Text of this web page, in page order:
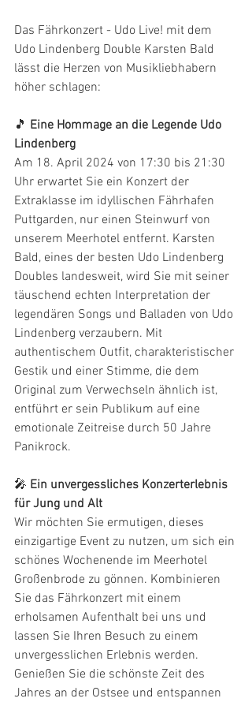
Das Fährkonzert - Udo Live! mit dem
Udo Lindenberg Double Karsten Bald
lässt die Herzen von Musikliebhabern
höher schlagen:
🎵 Eine Hommage an die Legende Udo
Lindenberg
Am 18. April 2024 von 17:30 bis 21:30
Uhr erwartet Sie ein Konzert der
Extraklasse im idyllischen Fährhafen
Puttgarden, nur einen Steinwurf von
unserem Meerhotel entfernt. Karsten
Bald, eines der besten Udo Lindenberg
Doubles landesweit, wird Sie mit seiner
täuschend echten Interpretation der
legendären Songs und Balladen von Udo
Lindenberg verzaubern. Mit
authentischem Outfit, charakteristischer
Gestik und einer Stimme, die dem
Original zum Verwechseln ähnlich ist,
entführt er sein Publikum auf eine
emotionale Zeitreise durch 50 Jahre
Panikrock.
🎤 Ein unvergessliches Konzerterlebnis
für Jung und Alt
Wir möchten Sie ermutigen, dieses
einzigartige Event zu nutzen, um sich ein
schönes Wochenende im Meerhotel
Großenbrode zu gönnen. Kombinieren
Sie das Fährkonzert mit einem
erholsamen Aufenthalt bei uns und
lassen Sie Ihren Besuch zu einem
unvergesslichen Erlebnis werden.
Genießen Sie die schönste Zeit des
Jahres an der Ostsee und entspannen